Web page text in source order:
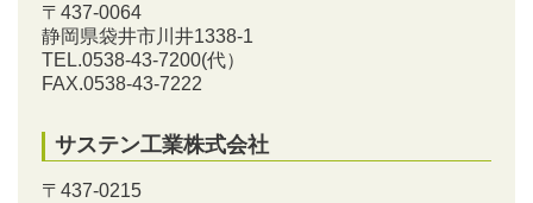
〒437-0064
静岡県袋井市川井1338-1
TEL.0538-43-7200(代）
FAX.0538-43-7222
サステン工業株式会社
〒437-0215